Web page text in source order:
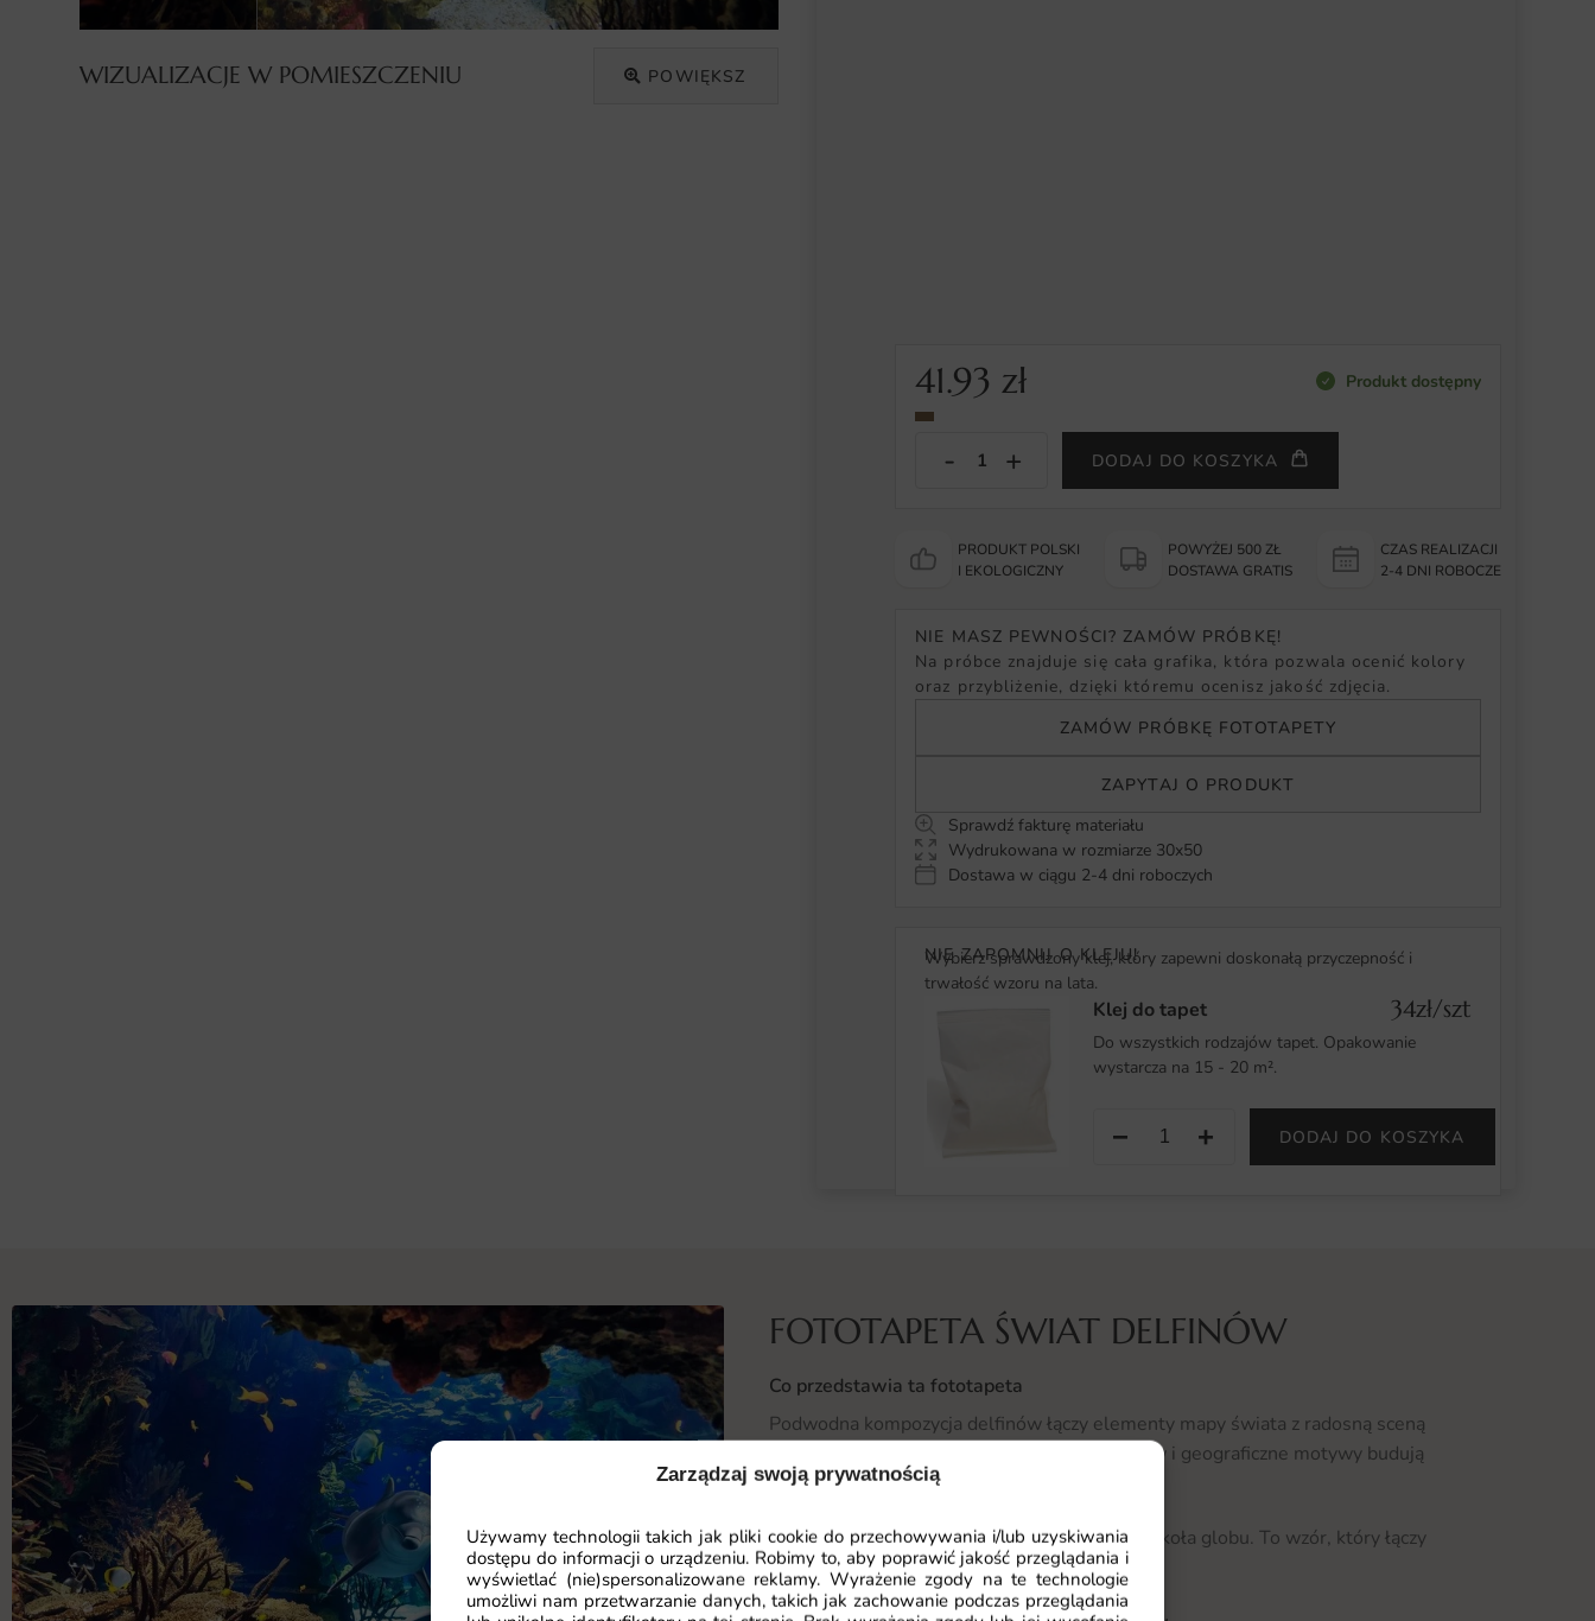
Zarządzaj swoją prywatnością
Używamy technologii takich jak pliki cookie do przechowywania i/lub uzyskiwania
dostępu do informacji o urządzeniu. Robimy to, aby poprawić jakość przeglądania i
wyświetlać (nie)spersonalizowane reklamy. Wyrażenie zgody na te technologie
umożliwi nam przetwarzanie danych, takich jak zachowanie podczas przeglądania
WIZUALIZACJE W POMIESZCZENIU POWIĘKSZ
41.93zł Produkt dostępny
DODAJ DO KOSZYKA
PRODUKT POLSKI
I EKOLOGICZNY
POWYŻEJ 500 ZŁ
DOSTAWA GRATIS
CZAS REALIZACJI
2-4 DNI ROBOCZE
NIE MASZ PEWNOŚCI? ZAMÓW PRÓBKĘ!
Na próbce znajduje się cała grafika, która pozwala ocenić kolory
oraz przybliżenie, dzięki któremu ocenisz jakość zdjęcia.
ZAMÓW PRÓBKĘ FOTOTAPETY
ZAPYTAJ O PRODUKT
Sprawdź fakturę materiału
Wydrukowana w rozmiarze 30x50
Dostawa w ciągu 2-4 dni roboczych
NIE ZAPOMNIJ O KLEJU!
Wybierz sprawdzony klej, który zapewni doskonałą przyczepność i
trwałość wzoru na lata.
Klej do tapet 34zł/szt
Do wszystkich rodzajów tapet. Opakowanie
wystarcza na 15 - 20 m².
− + DODAJ DO KOSZYKA
FOTOTAPETA ŚWIAT DELFINÓW
Co przedstawia ta fototapeta
Podwodna kompozycja delfinów łączy elementy mapy świata z radosną sceną
oceanu. Niebieskie odcienie, sylwetki delfinów i geograficzne motywy budują
dekorację edukacyjno-baśniową.
Motyw zaprasza dziecko w morską podróż dookoła globu. To wzór, który łączy
fascynację oceanem z lekcją geografii.